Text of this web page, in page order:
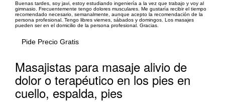
Buenas tardes, soy javi, estoy estudiando ingeniería a la vez que trabajo y voy al
gimnasio. Frecuentemente tengo dolores musculares. Me gustaría recibir el tiempo
recomendado necesario, semanalmente, aunque acepto la recomendación de la
persona profesional. Tengo libres viernes, sábados y domingos. Los masajes
pueden ser en el domicilio de la persona profesional. Gracias.
Pide Precio Gratis
Masajistas para masaje alivio de
dolor o terapéutico en los pies en
cuello, espalda, pies